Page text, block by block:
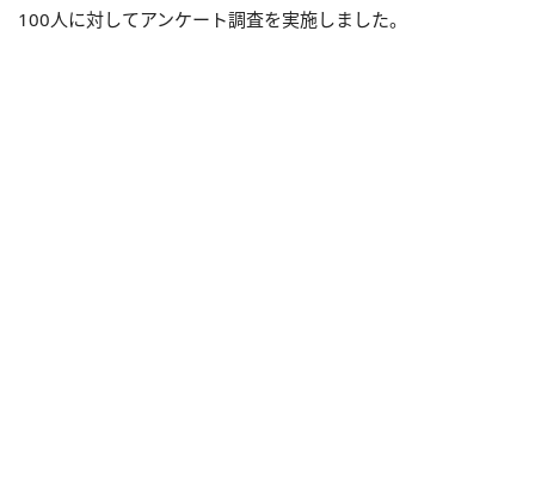
100人に対してアンケート調査を実施しました。